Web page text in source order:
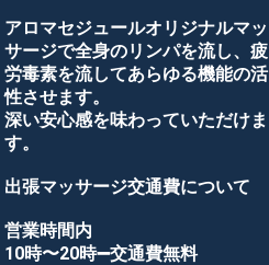
アロマセジュールオリジナルマッ
サージで全身のリンパを流し、疲
労毒素を流してあらゆる機能の活
性させます。
深い安心感を味わっていただけま
す。
出張マッサージ交通費について
営業時間内
10時〜20時➖交通費無料